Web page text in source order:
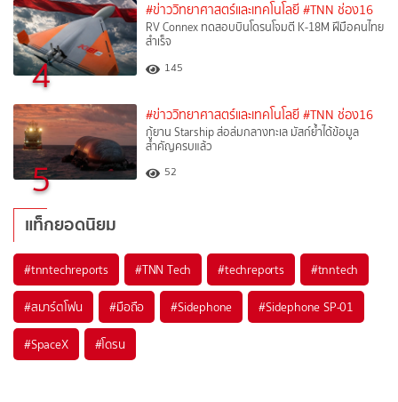
4
#ข่าววิทยาศาสตร์และเทคโนโลยี #TNN ช่อง16
RV Connex ทดสอบบินโดรนโจมตี K-18M ฝีมือคนไทย
สำเร็จ
145
5
#ข่าววิทยาศาสตร์และเทคโนโลยี #TNN ช่อง16
กู้ยาน Starship ส่อล่มกลางทะเล มัสก์ย้ำได้ข้อมูล
สำคัญครบแล้ว
52
แท็กยอดนิยม
#tnntechreports #TNN Tech #techreports #tnntech
#สมาร์ตโฟน #มือถือ #Sidephone #Sidephone SP-01
#SpaceX #โดรน